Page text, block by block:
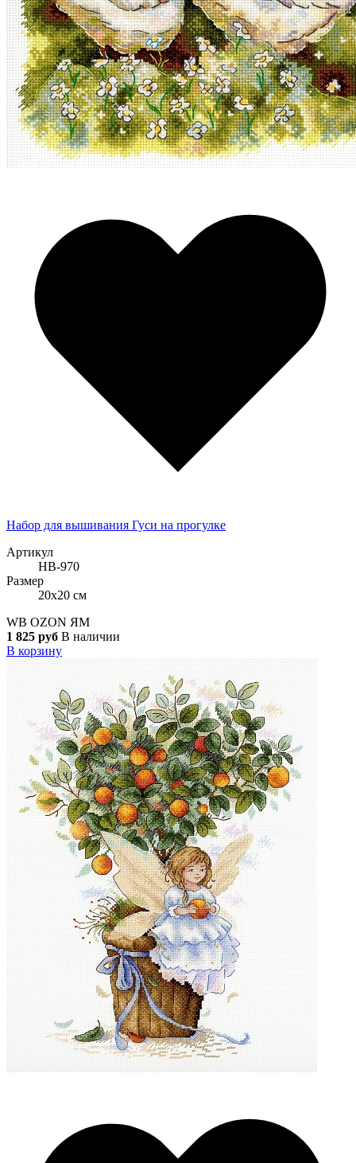
Набор для вышивания Гуси на прогулке
Артикул
НВ-970
Размер
20x20 см
WB OZON ЯМ
1 825 руб В наличии
В корзину